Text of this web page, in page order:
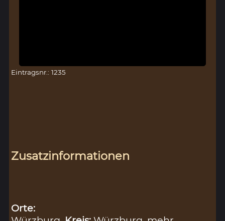
Eintragsnr.: 1235
Zusatzinformationen
Orte: